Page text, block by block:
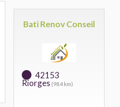
Bati Renov Conseil
42153
Riorges (98.4 km)